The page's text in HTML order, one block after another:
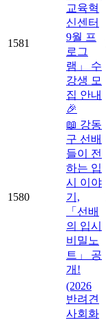
1581
교육혁
신센터
9월 프
로그
램」 수
강생 모
집 안내
🎉
1580
📖 강동
구 선배
들이 전
하는 입
시 이야
기,
「선배
의 입시
비밀노
트」 공
개!
(2026
반려견
사회화